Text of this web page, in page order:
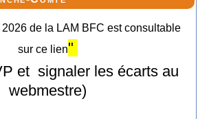
2026 de la LAM BFC est consultable
sur ce lien"
et signaler les écarts au
webmestre)